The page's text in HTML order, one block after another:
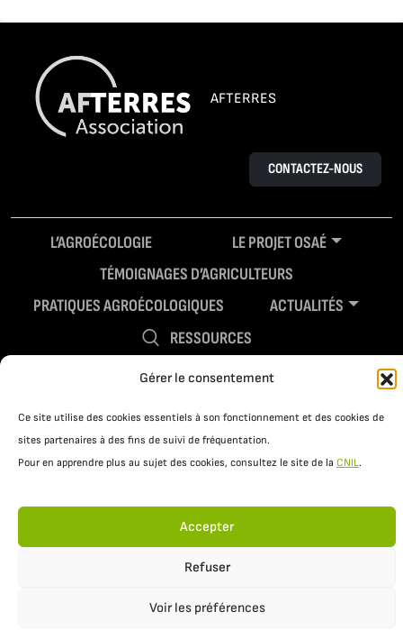
Gérer le consentement
Ce site utilise des cookies essentiels à son fonctionnement et des cookies de
sites partenaires à des fins de suivi de fréquentation.
Pour en apprendre plus au sujet des cookies, consultez le site de la CNIL.
Accepter
Refuser
Voir les préférences
AFTERRES
CONTACTEZ-NOUS
L’AGROÉCOLOGIE
LE PROJET OSAÉ
TÉMOIGNAGES D’AGRICULTEURS
PRATIQUES AGROÉCOLOGIQUES
ACTUALITÉS
RESSOURCES
Politique de confidentialité